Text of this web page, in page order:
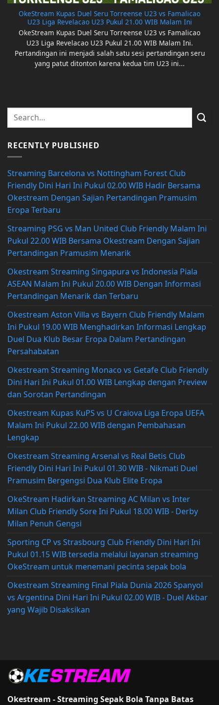
OkeStream Kupas Duel Seru Torreense U23 vs Famalicao
U23 Liga Revelacao U23 Pukul 21.00 WIB Malam Ini
OkeStream Kupas Duel Seru Torreense U23 vs Famalicao
U23 Liga Revelacao U23 Pukul 21.00 WIB Malam Ini.
Pertandingan ini menjadi salah satu sesi pertandingan seru
yang patut ditonton karena kedua tim U23 ini...
RECENTLY PUBLISHED
Streaming Barcelona vs Nottingham Forest Club
Friendly Dini Hari Ini Pukul 02.00 WIB Hadir Bersama
Okestream Dengan Sajian Pertandingan Pramusim
Eropa Terbaru
Streaming PSG vs Man United Club Friendly Malam Ini
Pukul 22.00 WIB Bersama Okestream Dengan Sajian
Pertandingan Pramusim Menarik
Okestream Streaming Singapura vs Indonesia Piala
ASEAN Malam Ini Pukul 20.00 WIB Dengan Informasi
Pertandingan Menarik dan Terbaru
Okestream Aston Villa vs Bayern Club Friendly Malam
Ini Pukul 19.00 WIB Menghadirkan Informasi Lengkap
Duel Dua Klub Besar Eropa Dalam Pertandingan
Persahabatan
Okestream Streaming Monaco vs Getafe Club Friendly
Dini Hari Ini Pukul 01.00 WIB Lengkap dengan Preview
dan Sorotan Pertandingan
Okestream Kupas KuPS vs U Craiova Liga Eropa UEFA
Malam Ini Pukul 22.00 WIB dengan Pembahasan
Lengkap
Okestream Streaming Arsenal vs Real Betis Club
Friendly Dini Hari Ini Pukul 01.30 WIB - Nikmati Duel
Pramusim Bergengsi Dua Klub Elite Eropa
OkeStream Hadirkan Streaming AC Milan vs Inter
Milan Club Friendly Sore Ini Pukul 18.00 WIB - Derby
Milan Penuh Gengsi
Sporting CP vs Strasbourg Club Friendly Dini Hari Ini
Pukul 01.15 WIB tersedia melalui layanan streaming
OkeStream untuk menemani pecinta sepak bola
Okestream Streaming Final Piala Dunia 2026 Spanyol
vs Argentina Dini Hari Ini Pukul 02.00 WIB - Duel Akbar
yang Wajib Disaksikan
Okestream - Streaming Sepak Bola Tanpa Batas